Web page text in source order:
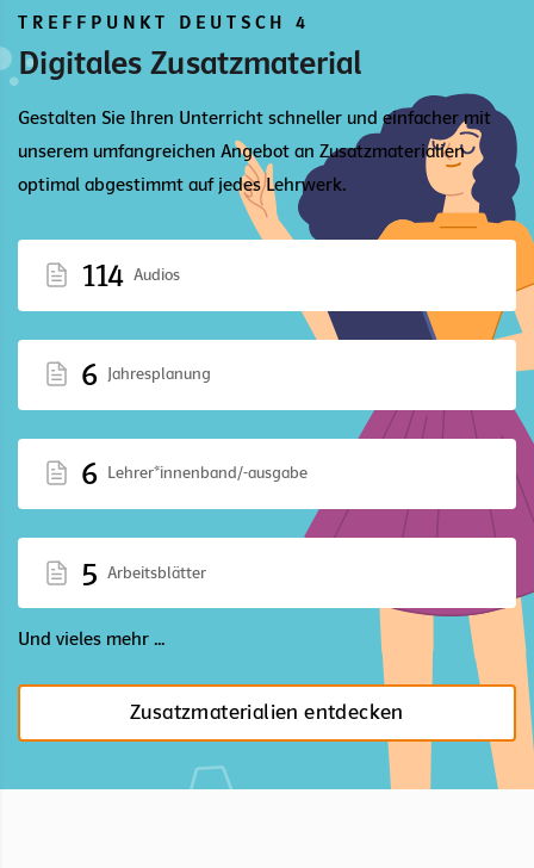
TREFFPUNKT DEUTSCH 4
Digitales Zusatzmaterial
Gestalten Sie Ihren Unterricht schneller und einfacher mit
unserem umfangreichen Angebot an Zusatzmaterialien
optimal abgestimmt auf jedes Lehrwerk.
114 Audios
6 Jahresplanung
6 Lehrer*innenband/-ausgabe
5 Arbeitsblätter
Und vieles mehr ...
Zusatzmaterialien entdecken